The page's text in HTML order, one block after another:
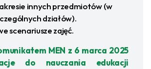
innych przedmiotów (w
działów).
scenariusze zajęć.
MEN z 6 marca 2025
do nauczania edukacji